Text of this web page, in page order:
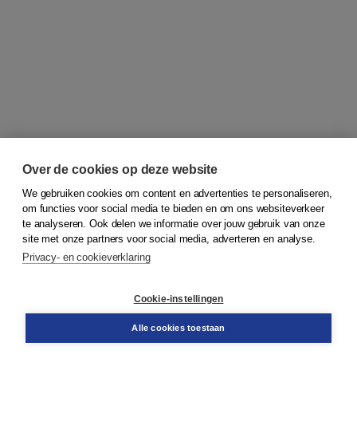
© 2026Koninklijke Boom uitgevers
Bestellen
Over de cookies op deze website
We gebruiken cookies om content en advertenties te personaliseren,
om functies voor social media te bieden en om ons websiteverkeer
te analyseren. Ook delen we informatie over jouw gebruik van onze
site met onze partners voor social media, adverteren en analyse.
Privacy- en cookieverklaring
Cookie-instellingen
Alle cookies toestaan